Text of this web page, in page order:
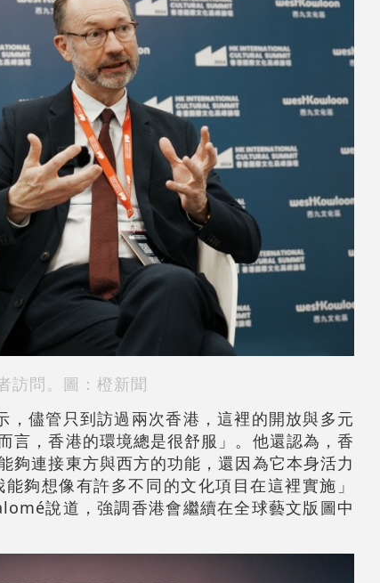
訪問。圖：橙新聞
儘管只到訪過兩次香港，這裡的開放與多元
言，香港的環境總是很舒服」。他還認為，香
夠連接東方與西方的功能，還因為它本身活力
夠想像有許多不同的文化項目在這裡實施」
說道，強調香港會繼續在全球藝文版圖中